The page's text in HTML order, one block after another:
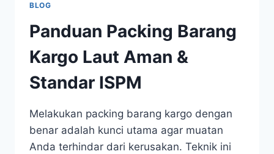
BLOG
Panduan Packing Barang
Kargo Laut Aman &
Standar ISPM
Melakukan packing barang kargo dengan
benar adalah kunci utama agar muatan
Anda terhindar dari kerusakan. Teknik ini